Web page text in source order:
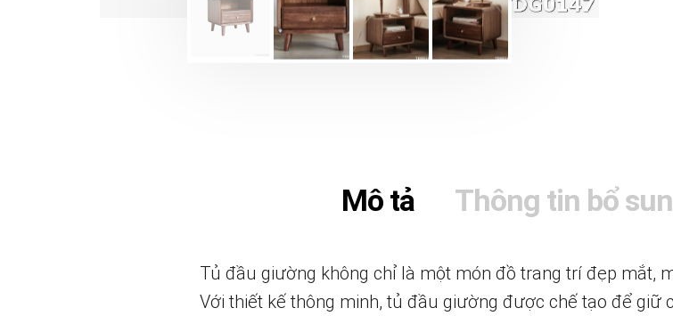
Mô tả Thông tin bổ
Tủ đầu giường không chỉ là một món đồ trang trí đẹp mắt,
Với thiết kế thông minh, tủ đầu giường được chế tạo để giữ